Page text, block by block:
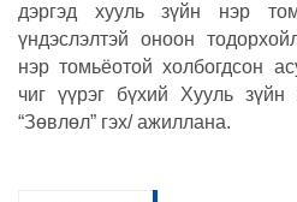
дэргэд хууль зүйн нэр
үндэслэлтэй оноон
нэр томьёотой холбогдсон
чиг үүрэг бүхий Хууль
“Зөвлөл” гэх/ ажиллана.